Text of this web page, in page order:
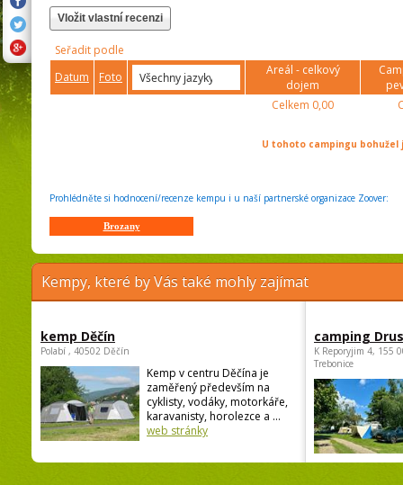
Vložit vlastní recenzi
Seřadit podle
Datum
Foto
Areál - celkový
dojem
Celkem 0,00
U tohoto campingu
Prohlédněte si hodnocení/recenze kempu i u naší partnerské organizace Zoover:
Brozany
Kempy, které by Vás také mohly zajímat
kemp Děčín
Polabí , 40502 Děčín
Kemp v centru Děčína je
zaměřený především na
cyklisty, vodáky, motorkáře,
karavanisty, horolezce a ...
web stránky
camping
K Reporyjim 4, 155
Trebonice